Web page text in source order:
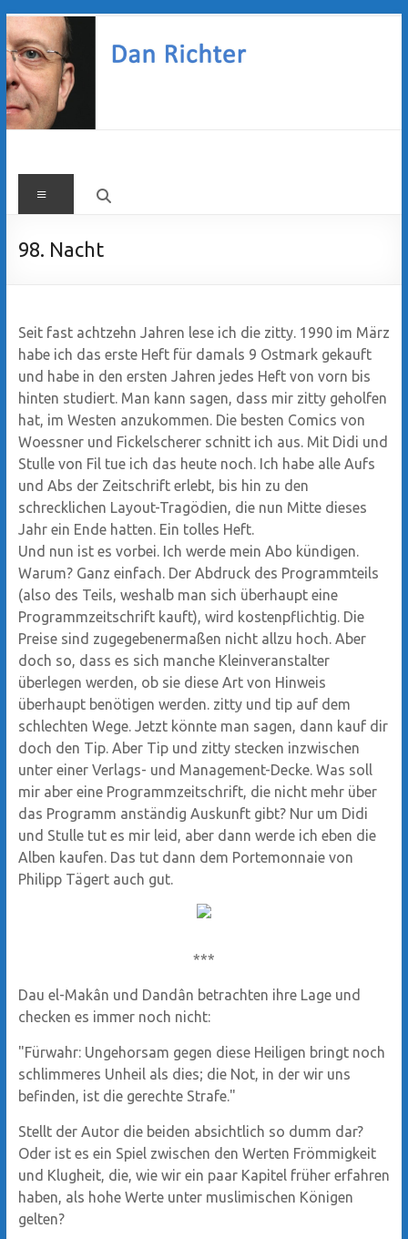
Zum
Inhalt
springen
Dan
Richter
Menü
98. Nacht
Seit fast achtzehn Jahren lese ich die zitty. 1990 im März
habe ich das erste Heft für damals 9 Ostmark gekauft
und habe in den ersten Jahren jedes Heft von vorn bis
hinten studiert. Man kann sagen, dass mir zitty geholfen
hat, im Westen anzukommen. Die besten Comics von
Woessner und Fickelscherer schnitt ich aus. Mit Didi und
Stulle von Fil tue ich das heute noch. Ich habe alle Aufs
und Abs der Zeitschrift erlebt, bis hin zu den
schrecklichen Layout-Tragödien, die nun Mitte dieses
Jahr ein Ende hatten. Ein tolles Heft.
Und nun ist es vorbei. Ich werde mein Abo kündigen.
Warum? Ganz einfach. Der Abdruck des Programmteils
(also des Teils, weshalb man sich überhaupt eine
Programmzeitschrift kauft), wird kostenpflichtig. Die
Preise sind zugegebenermaßen nicht allzu hoch. Aber
doch so, dass es sich manche Kleinveranstalter
überlegen werden, ob sie diese Art von Hinweis
überhaupt benötigen werden. zitty und tip auf dem
schlechten Wege. Jetzt könnte man sagen, dann kauf dir
doch den Tip. Aber Tip und zitty stecken inzwischen
unter einer Verlags- und Management-Decke. Was soll
mir aber eine Programmzeitschrift, die nicht mehr über
das Programm anständig Auskunft gibt? Nur um Didi
und Stulle tut es mir leid, aber dann werde ich eben die
Alben kaufen. Das tut dann dem Portemonnaie von
Philipp Tägert auch gut.
***
Dau el-Makân und Dandân betrachten ihre Lage und
checken es immer noch nicht:
"Fürwahr: Ungehorsam gegen diese Heiligen bringt noch
schlimmeres Unheil als dies; die Not, in der wir uns
befinden, ist die gerechte Strafe."
Stellt der Autor die beiden absichtlich so dumm dar?
Oder ist es ein Spiel zwischen den Werten Frömmigkeit
und Klugheit, die, wie wir ein paar Kapitel früher erfahren
haben, als hohe Werte unter muslimischen Königen
gelten?